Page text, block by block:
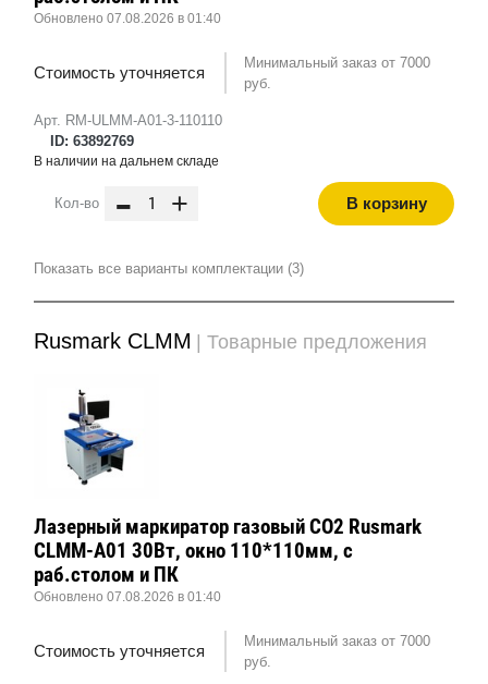
Арт. RM-ULMM-A01-3-110110
ID: 63892769
Обновлено 07.08.2026 в 01:40
Стоимость уточняется
Минимальный заказ от 7000
руб.
В наличии на дальнем складе
Кол-во - + В корзину
Показать все варианты комплектации (3)
Rusmark CLMM | Товарные предложения
Лазерный маркиратор газовый CO2 Rusmark
CLMM-A01 30Вт, окно 110*110мм, с
раб.столом и ПК
Обновлено 07.08.2026 в 01:40
Стоимость уточняется
Минимальный заказ от 7000
руб.